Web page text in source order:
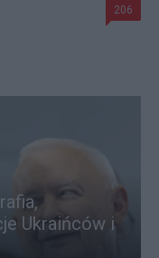
206
Ukraińców i